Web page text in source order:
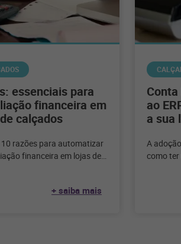
essenciais para
financeira em
calçados
razões para automatizar
financeira em lojas de
+ saiba mais
ao
a sua
A
como